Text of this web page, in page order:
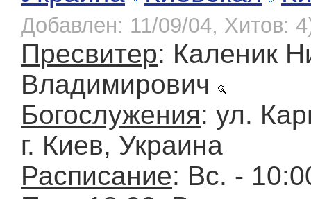
Добавлен: 11/09/04, Хитов:
Пресвитер: Каленик
Владимирович
Богослужения: ул.
г. Киев, Украина
Расписание: Вc. -